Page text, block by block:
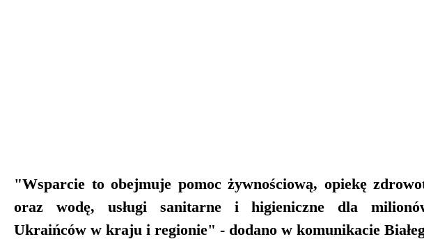
"Wsparcie to obejmuje pomoc żywnościową, opiekę
oraz wodę, usługi sanitarne i higieniczne dla
Ukraińców w kraju i regionie" - dodano w komunikacie